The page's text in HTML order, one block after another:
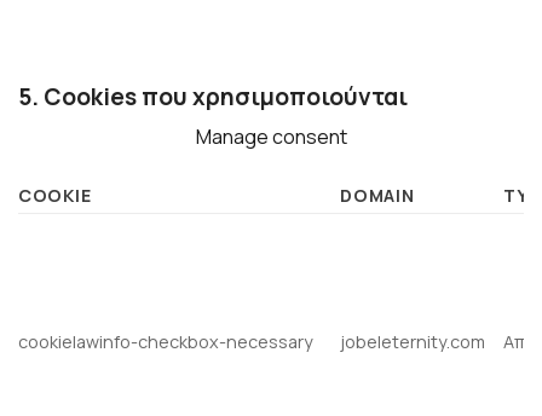
5. Cookies που χρησιμοποιούνται
Manage consent
COOKIE DOMAIN
cookielawinfo-checkbox-necessary jobeleternity.com